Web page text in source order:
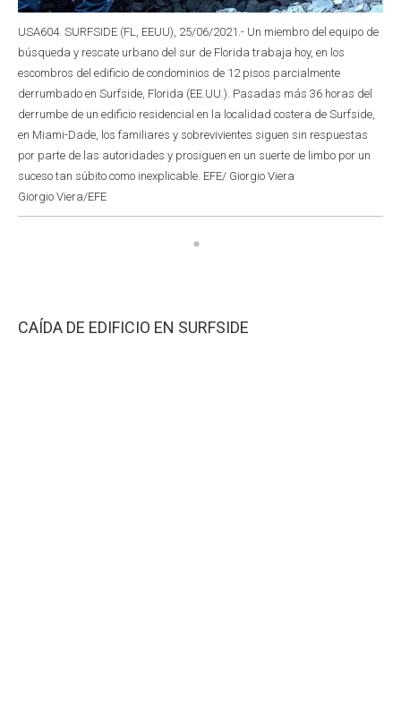
USA604. SURFSIDE (FL, EEUU), 25/06/2021.- Un miembro del equipo de
búsqueda y rescate urbano del sur de Florida trabaja hoy, en los
escombros del edificio de condominios de 12 pisos parcialmente
derrumbado en Surfside, Florida (EE.UU.). Pasadas más 36 horas del
derrumbe de un edificio residencial en la localidad costera de Surfside,
en Miami-Dade, los familiares y sobrevivientes siguen sin respuestas
por parte de las autoridades y prosiguen en un suerte de limbo por un
suceso tan súbito como inexplicable. EFE/ Giorgio Viera
Giorgio Viera/EFE
CAÍDA DE EDIFICIO EN SURFSIDE